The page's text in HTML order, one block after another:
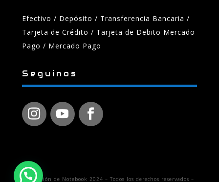
Efectivo / Depósito / Transferencia Bancaria /
Tarjeta de Crédito / Tarjeta de Debito Mercado
Pago / Mercado Pago
Seguinos
Reparación de Notebook 2024 – Todos los derechos reservados –